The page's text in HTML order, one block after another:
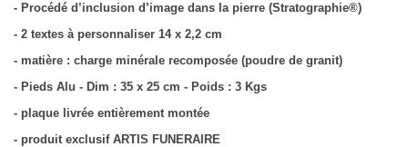
- Procédé d’inclusion d’image dans la pierre (Stratographie®)
- 2 textes à personnaliser 14 x 2,2 cm
- matière : charge minérale recomposée (poudre de granit)
- Pieds Alu - Dim : 35 x 25 cm - Poids : 3 Kgs
- plaque livrée entièrement montée
- produit exclusif ARTIS FUNERAIRE